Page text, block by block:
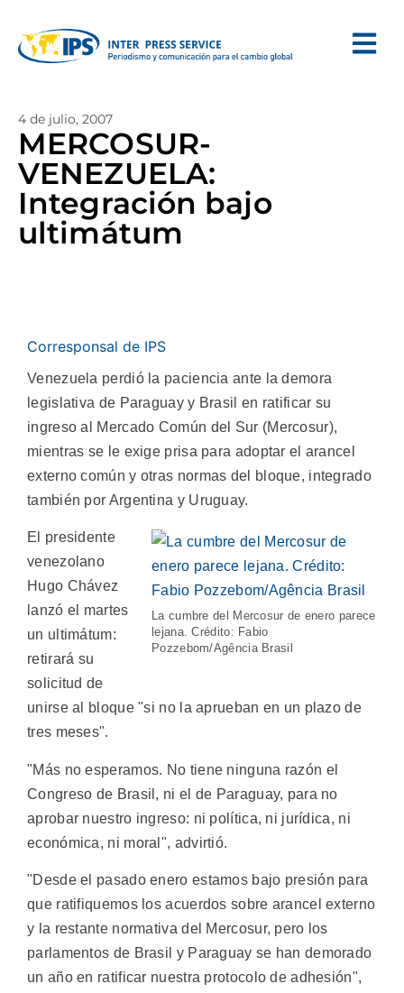
4 de julio, 2007
MERCOSUR-
VENEZUELA:
Integración bajo
ultimátum
Corresponsal de IPS
Venezuela perdió la paciencia ante la demora
legislativa de Paraguay y Brasil en ratificar su
ingreso al Mercado Común del Sur (Mercosur),
mientras se le exige prisa para adoptar el arancel
externo común y otras normas del bloque, integrado
también por Argentina y Uruguay.
La cumbre del Mercosur de enero parece
lejana. Crédito: Fabio
Pozzebom/Agência Brasil
El presidente
venezolano
Hugo Chávez
lanzó el martes
un ultimátum:
retirará su
solicitud de
unirse al bloque "si no la aprueban en un plazo de
tres meses".
"Más no esperamos. No tiene ninguna razón el
Congreso de Brasil, ni el de Paraguay, para no
aprobar nuestro ingreso: ni política, ni jurídica, ni
económica, ni moral", advirtió.
"Desde el pasado enero estamos bajo presión para
que ratifiquemos los acuerdos sobre arancel externo
y la restante normativa del Mercosur, pero los
parlamentos de Brasil y Paraguay se han demorado
un año en ratificar nuestra protocolo de adhesión",